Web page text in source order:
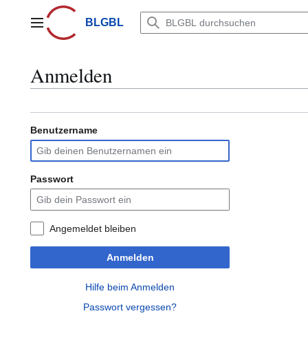
springenHauptmenüBLGBL
Anmelden
Benutzername
Passwort
Angemeldet bleiben
Anmelden
Hilfe beim Anmelden
Passwort vergessen?